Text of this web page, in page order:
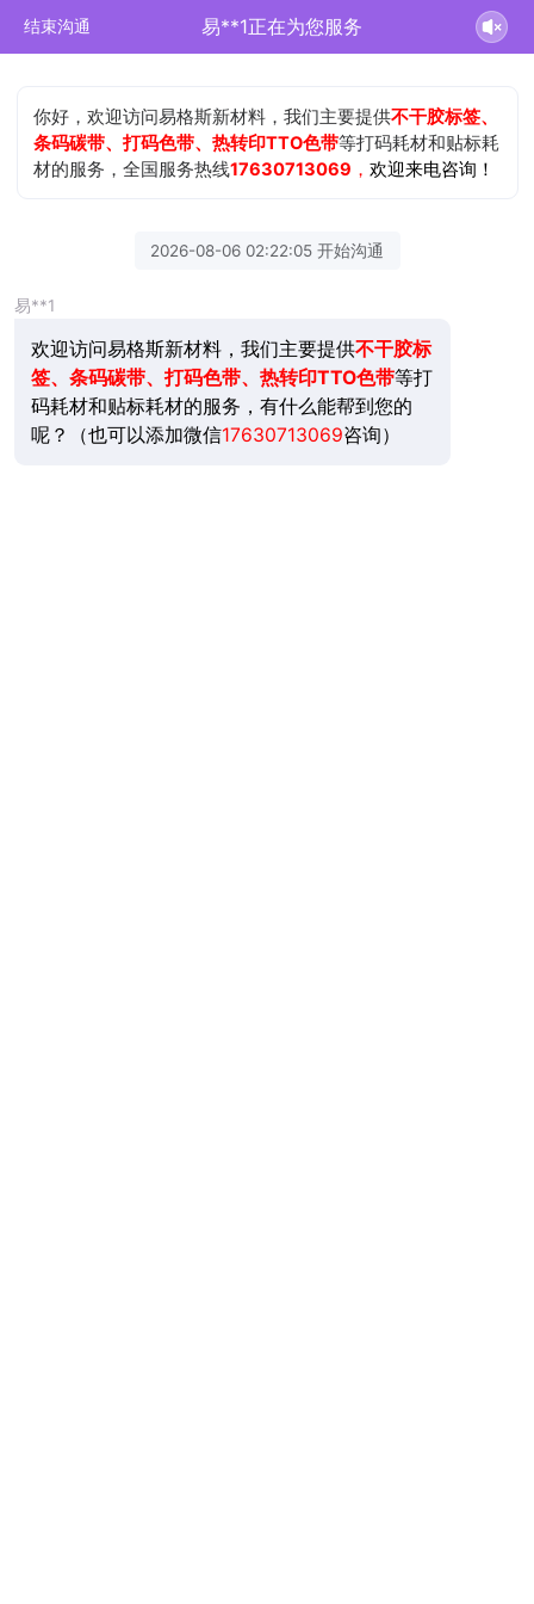
结束沟通 易**1正在为您服务
你好，欢迎访问易格斯新材料，我们主要提供不干胶标签、
条码碳带、打码色带、热转印TTO色带等打码耗材和贴标耗
材的服务，全国服务热线17630713069 ，欢迎来电咨询！
2026-08-06 02:22:05 开始沟通
易**1
欢迎访问易格斯新材料，我们主要提供不干胶标
签、条码碳带、打码色带、热转印TTO色带等打
码耗材和贴标耗材的服务，有什么能帮到您的
呢？（也可以添加微信17630713069咨询）